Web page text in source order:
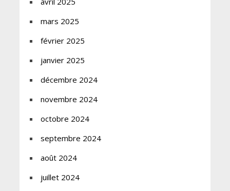
mars 2025
février 2025
janvier 2025
décembre 2024
novembre 2024
octobre 2024
septembre 2024
août 2024
juillet 2024